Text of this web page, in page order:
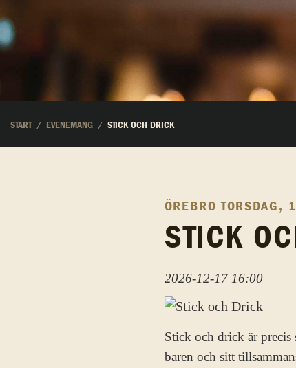
START EVENEMANG STICK OCH DRICK
ÖREBRO TORSDAG,
STICK
2026-12-17 16:00
Stick och drick är
baren och sitt